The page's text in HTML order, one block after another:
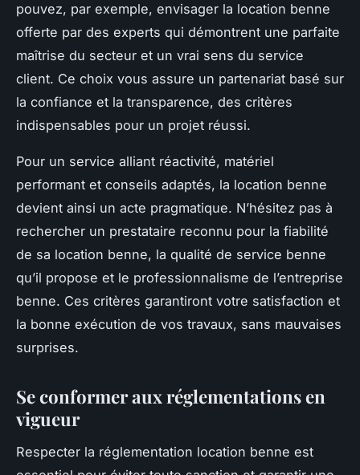
pouvez, par exemple, envisager la location benne
offerte par des experts qui démontrent une parfaite
maîtrise du secteur et un vrai sens du service
client. Ce choix vous assure un partenariat basé sur
la confiance et la transparence, des critères
indispensables pour un projet réussi.
Pour un service alliant réactivité, matériel
performant et conseils adaptés, la location benne
devient ainsi un acte pragmatique. N’hésitez pas à
rechercher un prestataire reconnu pour la fiabilité
de sa location benne, la qualité de service benne
qu’il propose et le professionnalisme de l’entreprise
benne. Ces critères garantiront votre satisfaction et
la bonne exécution de vos travaux, sans mauvaises
surprises.
Se conformer aux réglementations en
vigueur
Respecter la réglementation location benne est